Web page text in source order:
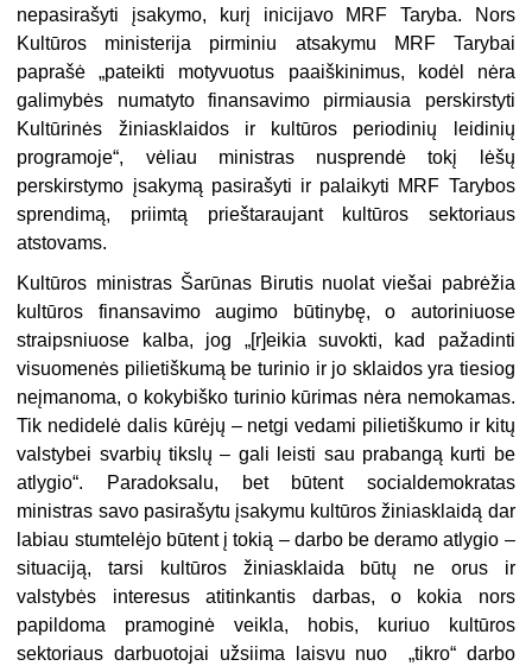
nepasirašyti įsakymo, kurį inicijavo MRF Taryba. Nors
Kultūros ministerija pirminiu atsakymu MRF Tarybai
paprašė „pateikti motyvuotus paaiškinimus, kodėl nėra
galimybės numatyto finansavimo pirmiausia perskirstyti
Kultūrinės žiniasklaidos ir kultūros periodinių leidinių
programoje“, vėliau ministras nusprendė tokį lėšų
perskirstymo įsakymą pasirašyti ir palaikyti MRF Tarybos
sprendimą, priimtą prieštaraujant kultūros sektoriaus
atstovams.
Kultūros ministras Šarūnas Birutis nuolat viešai pabrėžia
kultūros finansavimo augimo būtinybę, o autoriniuose
straipsniuose kalba, jog „[r]eikia suvokti, kad pažadinti
visuomenės pilietiškumą be turinio ir jo sklaidos yra tiesiog
neįmanoma, o kokybiško turinio kūrimas nėra nemokamas.
Tik nedidelė dalis kūrėjų – netgi vedami pilietiškumo ir kitų
valstybei svarbių tikslų – gali leisti sau prabangą kurti be
atlygio“. Paradoksalu, bet būtent socialdemokratas
ministras savo pasirašytu įsakymu kultūros žiniasklaidą dar
labiau stumtelėjo būtent į tokią – darbo be deramo atlygio –
situaciją, tarsi kultūros žiniasklaida būtų ne orus ir
valstybės interesus atitinkantis darbas, o kokia nors
papildoma pramoginė veikla, hobis, kuriuo kultūros
sektoriaus darbuotojai užsiima laisvu nuo „tikro“ darbo